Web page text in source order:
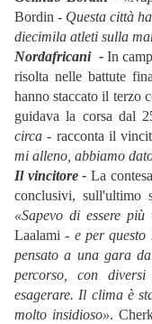
Bordin - Questa città
diecimila atleti sulla
Nordafricani -In
risolta nelle battute
hanno staccato il terzo
guidava la corsa dal
circa - racconta il
mi alleno, abbiamo
Il vincitore - La
conclusivi, sull'ultimo
«Sapevo di essere
Laalami - e per questo
pensato a una gara
percorso, con
esagerare. Il clima è
molto insidioso».